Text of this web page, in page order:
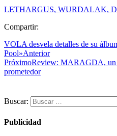
LETHARGUS, WURDALAK,
Compartir:
VOLA desvela detalles de su
Pool»Anterior
PróximoReview: MARAGDA, un
prometedor
Buscar:
Publicidad